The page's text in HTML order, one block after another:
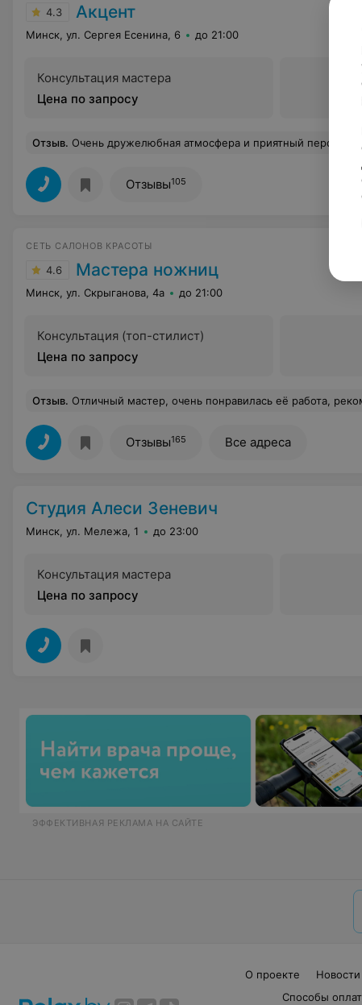
4.3 Акцент
Минск, ул. Сергея Есенина, 6 до 21:00
Консультация мастера
Цена по запросу
Отзыв. Очень дружелюбная атмосфера и приятный персонал. Только возник вопрос с ценами на услуги. Записалась онлайн на сайте на депиляцию по акции (область над губой+подбородок) за 18 рублей. На кассе сказали, что общая сумма 24 рубля. Я спросила про акцию, согласились. В этот же день был и маникюр. Месяц назад я делала в этом же салоне маникюр с долговременным покрытием+укрепление гелем+дизайн за 67 рублей. Сегодня был маникюр без цветного лака, просто гель. И цена также осталась 65 рублей. Я уточнила, почему так, ведь лака нет,
Отзывы105
СЕТЬ САЛОНОВ КРАСОТЫ
4.6 Мастера ножниц
Минск, ул. Скрыганова, 4а до 21:00
Консультация (топ-стилист)
Цена по запросу
Отзыв. Отличный мастер, очень понравилась её работа,
Отзывы165 Все адреса
Студия Алеси Зеневич
Минск, ул. Мележа, 1 до 23:00
Консультация мастера
Цена по запросу
ЭФФЕКТИВНАЯ РЕКЛАМА НА САЙТЕ
О проекте
Способы